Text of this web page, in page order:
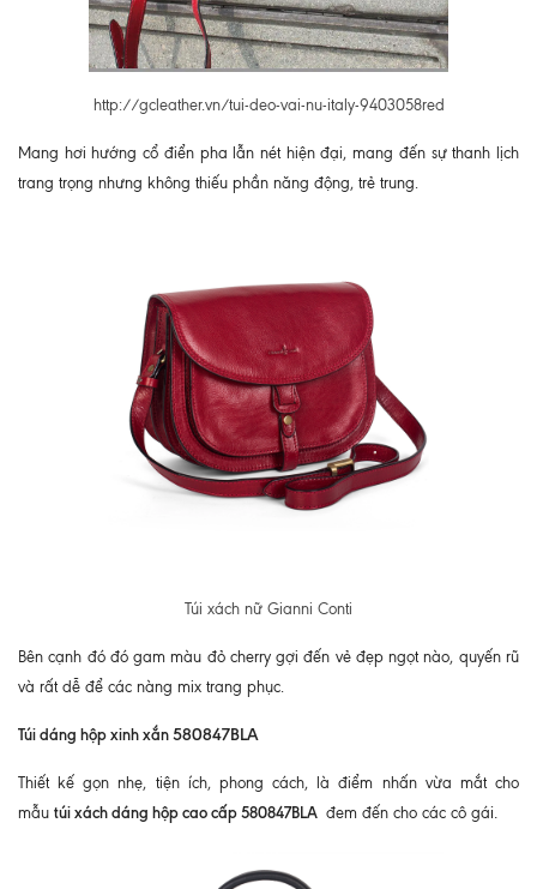
http://gcleather.vn/tui-deo-vai-nu-italy-9403058red
Mang hơi hướng cổ điển pha lẫn nét hiện đại, mang đến sự thanh lịch
trang trọng nhưng không thiếu phần năng động, trẻ trung.
Túi xách nữ Gianni Conti
Bên cạnh đó đó gam màu đỏ cherry gợi đến vẻ đẹp ngọt nào, quyến rũ
và rất dễ để các nàng mix trang phục.
Túi dáng hộp xinh xắn580847BLA
Thiết kế gọn nhẹ, tiện ích, phong cách, là điểm nhấn vừa mắt cho
mẫu túi xách dáng hộp cao cấp 580847BLA đem đến cho các cô gái.